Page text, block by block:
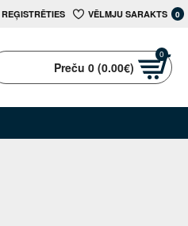
REĢISTRĒTIES VĒLMJU SARAKTS 0
Preču 0 (0.00€)
0